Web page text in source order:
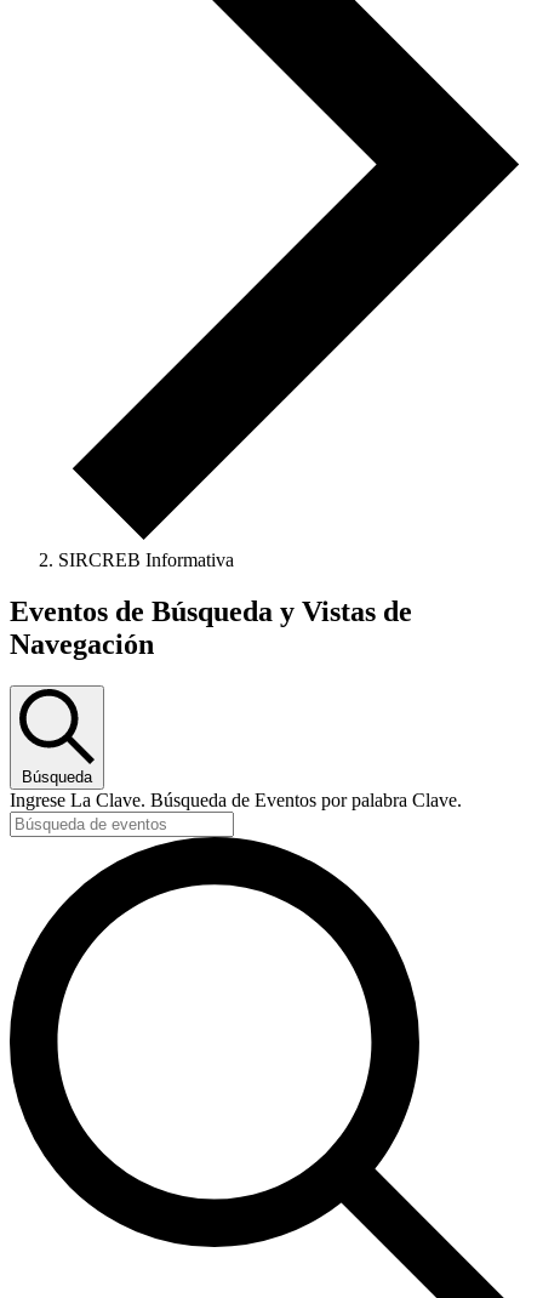
SIRCREB Informativa
Eventos
Eventos de Búsqueda y Vistas de
Navegación
Búsqueda
Ingrese La Clave. Búsqueda de Eventos por palabra Clave.